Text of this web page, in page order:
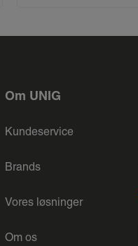
Om UNIG
Kundeservice
Brands
Vores løsninger
Om os